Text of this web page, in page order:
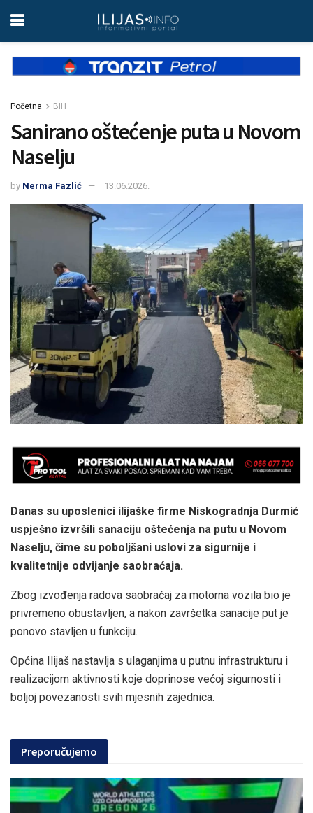
Početna BIH
Sanirano oštećenje puta u Novom
Naselju
by Nerma Fazlić 13.06.2026.
Danas su uposlenici ilijaške firme Niskogradnja Durmić
uspješno izvršili sanaciju oštećenja na putu u Novom
Naselju, čime su poboljšani uslovi za sigurnije i
kvalitetnije odvijanje saobraćaja.
Zbog izvođenja radova saobraćaj za motorna vozila bio je
privremeno obustavljen, a nakon završetka sanacije put je
ponovo stavljen u funkciju.
Općina Ilijaš nastavlja s ulaganjima u putnu infrastrukturu i
realizacijom aktivnosti koje doprinose većoj sigurnosti i
boljoj povezanosti svih mjesnih zajednica.
Preporučujemo